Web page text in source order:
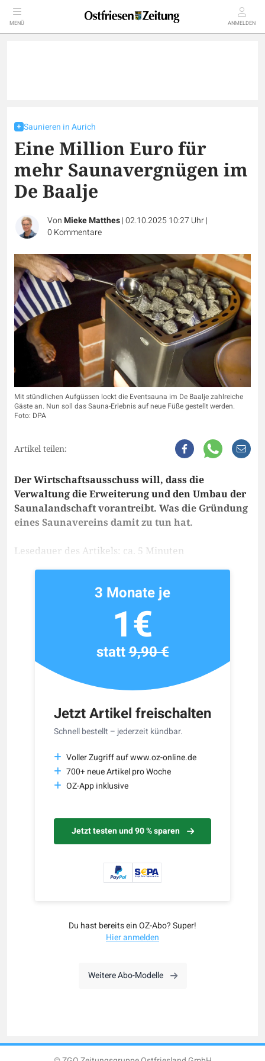
MENÜ ANMELDEN
Saunieren in Aurich
Eine Million Euro für
mehr Saunavergnügen im
De Baalje
VonMieke Matthes|02.10.2025 10:27 Uhr|
0 Kommentare
Mit stündlichen Aufgüssen lockt die Eventsauna im De Baalje zahlreiche
Gäste an. Nun soll das Sauna-Erlebnis auf neue Füße gestellt werden.
Foto: DPA
Artikel teilen:
Der Wirtschaftsausschuss will, dass die
Verwaltung die Erweiterung und den Umbau der
Saunalandschaft vorantreibt. Was die Gründung
eines Saunavereins damit zu tun hat.
Lesedauer des Artikels: ca. 5 Minuten
Jetzt Artikel freischalten
Schnell bestellt – jederzeit kündbar.
Voller Zugriff auf www.oz-online.de
700+ neue Artikel pro Woche
OZ-App inklusive
Jetzt testen und 90 % sparen
3 Monate je
1€
statt9,90 €
Du hast bereits ein OZ-Abo? Super!
Hier anmelden
Weitere Abo-Modelle